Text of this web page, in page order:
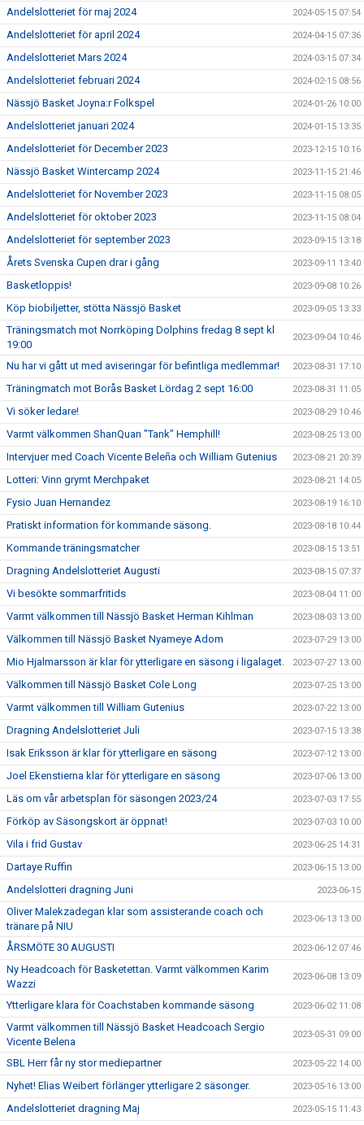
Andelslotteriet för maj 2024 2024-05-15 07:54
Andelslotteriet för april 2024 2024-04-15 07:36
Andelslotteriet Mars 2024 2024-03-15 07:34
Andelslotteriet februari 2024 2024-02-15 08:56
Nässjö Basket Joyna:r Folkspel 2024-01-26 10:00
Andelslotteriet januari 2024 2024-01-15 13:35
Andelslotteriet för December 2023 2023-12-15 10:16
Nässjö Basket Wintercamp 2024 2023-11-15 21:46
Andelslotteriet för November 2023 2023-11-15 08:05
Andelslotteriet för oktober 2023 2023-11-15 08:04
Andelslotteriet för september 2023 2023-09-15 13:18
Årets Svenska Cupen drar i gång 2023-09-11 13:40
Basketloppis! 2023-09-08 10:26
Köp biobiljetter, stötta Nässjö Basket 2023-09-05 13:33
Träningsmatch mot Norrköping Dolphins fredag 8 sept kl
19:00
2023-09-04 10:46
Nu har vi gått ut med aviseringar för befintliga medlemmar! 2023-08-31 17:10
Träningmatch mot Borås Basket Lördag 2 sept 16:00 2023-08-31 11:05
Vi söker ledare! 2023-08-29 10:46
Varmt välkommen ShanQuan "Tank" Hemphill! 2023-08-25 13:00
Intervjuer med Coach Vicente Beleña och William Gutenius 2023-08-21 20:39
Lotteri: Vinn grymt Merchpaket 2023-08-21 14:05
Fysio Juan Hernandez 2023-08-19 16:10
Pratiskt information för kommande säsong. 2023-08-18 10:44
Kommande träningsmatcher 2023-08-15 13:51
Dragning Andelslotteriet Augusti 2023-08-15 07:37
Vi besökte sommarfritids 2023-08-04 11:00
Varmt välkommen till Nässjö Basket Herman Kihlman 2023-08-03 13:00
Välkommen till Nässjö Basket Nyameye Adom 2023-07-29 13:00
Mio Hjalmarsson är klar för ytterligare en säsong i ligalaget. 2023-07-27 13:00
Välkommen till Nässjö Basket Cole Long 2023-07-25 13:00
Varmt välkommen till William Gutenius 2023-07-22 13:00
Dragning Andelslotteriet Juli 2023-07-15 13:38
Isak Eriksson är klar för ytterligare en säsong 2023-07-12 13:00
Joel Ekenstierna klar för ytterligare en säsong 2023-07-06 13:00
Läs om vår arbetsplan för säsongen 2023/24 2023-07-03 17:55
Förköp av Säsongskort är öppnat! 2023-07-03 10:00
Vila i frid Gustav 2023-06-25 14:31
Dartaye Ruffin 2023-06-15 13:00
Andelslotteri dragning Juni 2023-06-15
Oliver Malekzadegan klar som assisterande coach och
tränare på NIU
2023-06-13 13:00
ÅRSMÖTE 30 AUGUSTI 2023-06-12 07:46
Ny Headcoach för Basketettan. Varmt välkommen Karim
Wazzi
2023-06-08 13:09
Ytterligare klara för Coachstaben kommande säsong 2023-06-02 11:08
Varmt välkommen till Nässjö Basket Headcoach Sergio
Vicente Belena
2023-05-31 09:00
SBL Herr får ny stor mediepartner 2023-05-22 14:00
Nyhet! Elias Weibert förlänger ytterligare 2 säsonger. 2023-05-16 13:00
Andelslotteriet dragning Maj 2023-05-15 11:43